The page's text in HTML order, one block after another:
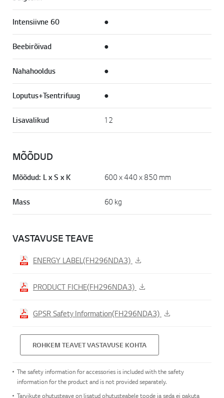
Intensiivne 60 ●
Beebirõivad ●
Nahahooldus ●
Loputus+Tsentrifuug ●
Lisavalikud 12
MÕÕDUD
Mõõdud: L x S x K 600 x 440 x 850 mm
Mass 60 kg
VASTAVUSE TEAVE
ENERGY LABEL(FH296NDA3)
PRODUCT FICHE(FH296NDA3)
GPSR Safety Information(FH296NDA3)
ROHKEM TEAVET VASTAVUSE KOHTA
The safety information for accessories is included with the safety
information for the product and is not provided separately.
Tarvikute ohutusteave on lisatud ohutusteabele toode ja seda ei pakuta